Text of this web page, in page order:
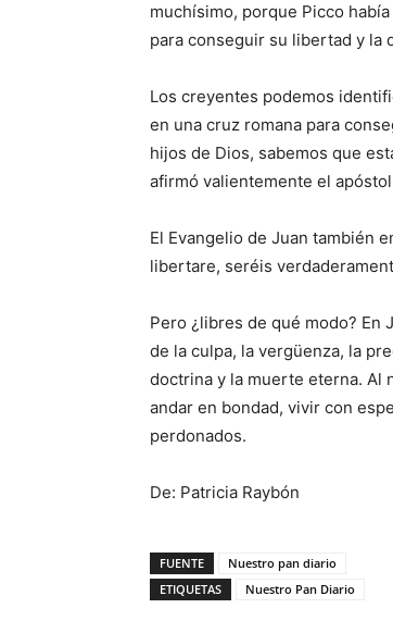
muchísimo, porque Picco
para conseguir su libertad y la
Los creyentes podemos
en una cruz romana para
hijos de Dios, sabemos que
afirmó valientemente el apóstol
El Evangelio de Juan también
libertare, seréis
Pero ¿libres de qué modo? En
de la culpa, la vergüenza, la
doctrina y la muerte eterna. Al
andar en bondad, vivir con
perdonados.
De: Patricia Raybón
FUENTE
Nuestro pan diario
ETIQUETAS
Nuestro Pan Diario